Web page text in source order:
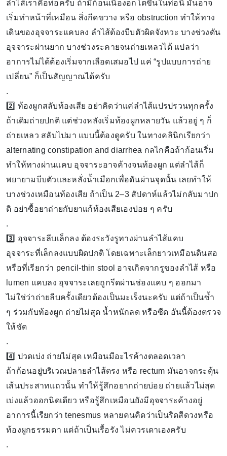
ลำไส้เราคือท่อครับ ถ้ามีก้อนเนื้องอกโตขึ้นในท่อนี้ มันอาจ
เริ่มทำหน้าที่เหมือน สิ่งกีดขวาง หรือ obstruction ทำให้ทาง
เดินของอุจจาระแคบลง ลำไส้ต้องบีบตัวผิดจังหวะ บางช่วงดัน
อุจจาระผ่านยาก บางช่วงระคายจนถ่ายเหลวได้ แปลว่า
อาการไม่ได้ต้องเริ่มจากเลือดเสมอไป แค่ “รูปแบบการถ่าย
เปลี่ยน” ก็เป็นสัญญาณได้ครับ
.
2️⃣ ท้องผูกสลับท้องเสีย อย่าคิดว่าแค่ลำไส้แปรปรวนทุกครั้ง
ถ้าเดิมถ่ายปกติ แต่ช่วงหลังเริ่มท้องผูกหลายวัน แล้วอยู่ ๆ ก็
ถ่ายเหลว สลับไปมา แบบนี้ต้องดูครับ ในทางคลินิกเรียกว่า
alternating constipation and diarrhea กลไกคือถ้าก้อนเริ่ม
ทำให้ทางผ่านแคบ อุจจาระอาจค้างจนท้องผูก แต่ลำไส้ก็
พยายามบีบตัวและหลั่งน้ำเมือกเพื่อดันผ่านจุดนั้น เลยทำให้
บางช่วงเหมือนท้องเสีย ถ้าเป็น 2–3 สัปดาห์แล้วไม่กลับมาปก
ติ อย่าซื้อยาถ่ายกับยาแก้ท้องเสียเองบ่อย ๆ ครับ
.
3️⃣ อุจจาระลีบเล็กลง ต้องระวังรูทางผ่านลำไส้แคบ
อุจจาระที่เล็กลงแบบผิดปกติ โดยเฉพาะเล็กยาวเหมือนดินสอ
หรือที่เรียกว่า pencil-thin stool อาจเกิดจากรูของลำไส้ หรือ
lumen แคบลง อุจจาระเลยถูกรีดผ่านช่องแคบ ๆ ออกมา
ไม่ใช่ว่าถ่ายลีบครั้งเดียวต้องเป็นมะเร็งนะครับ แต่ถ้าเป็นซ้ำ
ๆ ร่วมกับท้องผูก ถ่ายไม่สุด น้ำหนักลด หรือซีด อันนี้ต้องตรวจ
ให้ชัด
.
4️⃣ ปวดเบ่ง ถ่ายไม่สุด เหมือนมีอะไรค้างตลอดเวลา
ถ้าก้อนอยู่บริเวณปลายลำไส้ตรง หรือ rectum มันอาจกระตุ้น
เส้นประสาทแถวนั้น ทำให้รู้สึกอยากถ่ายบ่อย ถ่ายแล้วไม่สุด
เบ่งแล้วออกนิดเดียว หรือรู้สึกเหมือนยังมีอุจจาระค้างอยู่
อาการนี้เรียกว่า tenesmus หลายคนคิดว่าเป็นริดสีดวงหรือ
ท้องผูกธรรมดา แต่ถ้าเป็นเรื้อรัง ไม่ควรเดาเองครับ
.